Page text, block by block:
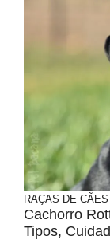
RAÇAS DE CÃES
Cachorro
Tipos,